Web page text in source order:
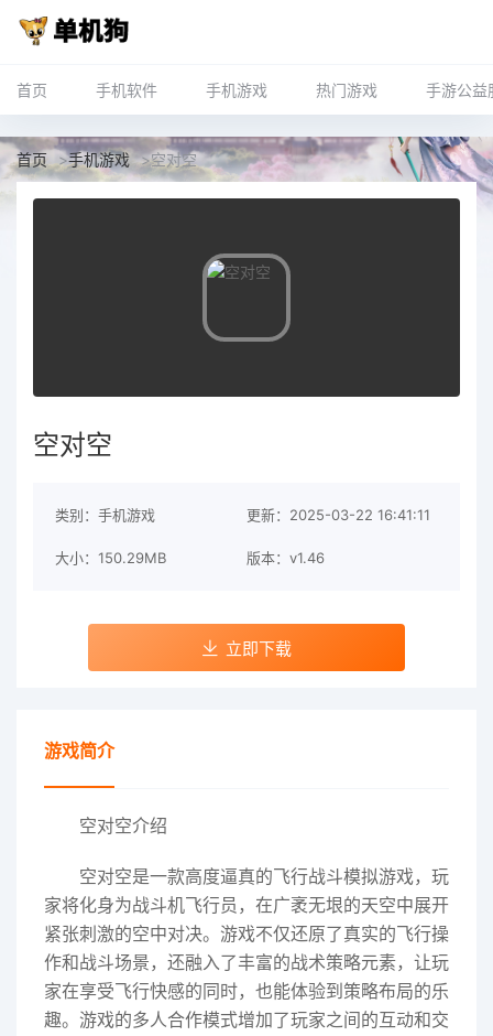
首页 手机软件 手机游戏 热门游戏 手游公益
首页 >手机游戏 >空对空
空对空
类别：手机游戏 更新：2025-03-22 16:41:11
大小：150.29MB 版本：v1.46
立即下载
游戏简介
空对空介绍
空对空是一款高度逼真的飞行战斗模拟游戏，玩
家将化身为战斗机飞行员，在广袤无垠的天空中展开
紧张刺激的空中对决。游戏不仅还原了真实的飞行操
作和战斗场景，还融入了丰富的战术策略元素，让玩
家在享受飞行快感的同时，也能体验到策略布局的乐
趣。游戏的多人合作模式增加了玩家之间的互动和交